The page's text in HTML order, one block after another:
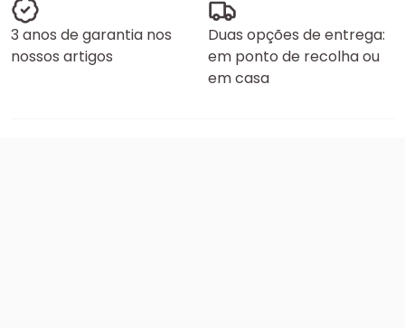
3 anos de garantia nos
nossos artigos
Duas opções de entrega:
em ponto de recolha ou
em casa